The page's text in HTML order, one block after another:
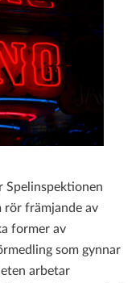
Spelinspektionen
rör främjande av
former av
som gynnar
arbetar